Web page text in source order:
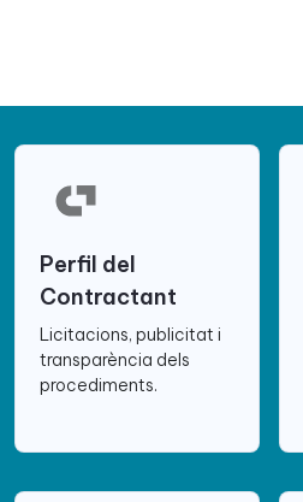
Perfil del
Contractant
Licitacions, publicitat i
transparència dels
procediments.